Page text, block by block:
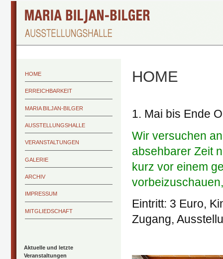
HOME
1. Mai bis Ende
Wir versuchen
absehbarer Zeit
kurz vor einem
Eintritt: 3 Euro,
Zugang,
HOME
ERREICHBARKEIT
MARIA BILJAN-BILGER
AUSSTELLUNGSHALLE
VERANSTALTUNGEN
GALERIE
ARCHIV
IMPRESSUM
MITGLIEDSCHAFT
Aktuelle und letzte
Veranstaltungen